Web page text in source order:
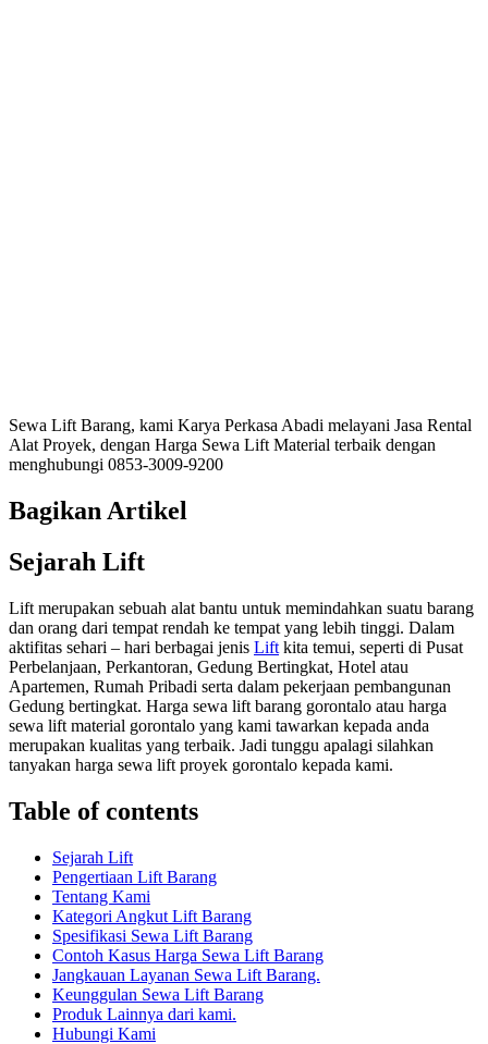
Sewa Lift Barang, kami Karya Perkasa Abadi melayani Jasa Rental
Alat Proyek, dengan Harga Sewa Lift Material terbaik dengan
menghubungi 0853-3009-9200
Bagikan Artikel
Sejarah Lift
Lift merupakan sebuah alat bantu untuk memindahkan suatu barang
dan orang dari tempat rendah ke tempat yang lebih tinggi. Dalam
aktifitas sehari – hari berbagai jenis Lift kita temui, seperti di Pusat
Perbelanjaan, Perkantoran, Gedung Bertingkat, Hotel atau
Apartemen, Rumah Pribadi serta dalam pekerjaan pembangunan
Gedung bertingkat. Harga sewa lift barang gorontalo atau harga
sewa lift material gorontalo yang kami tawarkan kepada anda
merupakan kualitas yang terbaik. Jadi tunggu apalagi silahkan
tanyakan harga sewa lift proyek gorontalo kepada kami.
Table of contents
Sejarah Lift
Pengertiaan Lift Barang
Tentang Kami
Kategori Angkut Lift Barang
Spesifikasi Sewa Lift Barang
Contoh Kasus Harga Sewa Lift Barang
Jangkauan Layanan Sewa Lift Barang.
Keunggulan Sewa Lift Barang
Produk Lainnya dari kami.
Hubungi Kami